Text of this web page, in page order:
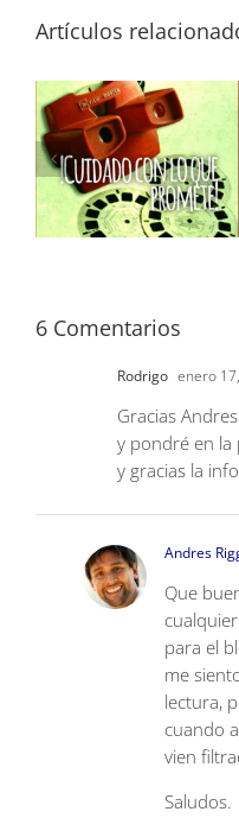
Artículos
6 Comentarios
Rodrigo enero
Gracias
y pondré en la
y gracias la
Andres
Que
para el
me
lectura,
cuando
vien
Saludos.